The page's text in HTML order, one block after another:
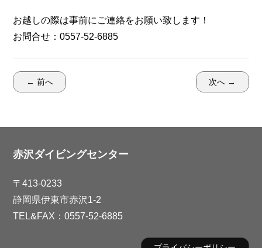
お越しの際は事前にご連絡をお願い致します！
お問合せ：0557-52-6885
← 前へ 次へ →
赤沢ダイビングセンター
〒413-0233
静岡県伊東市赤沢1-2
TEL&FAX：0557-52-6885